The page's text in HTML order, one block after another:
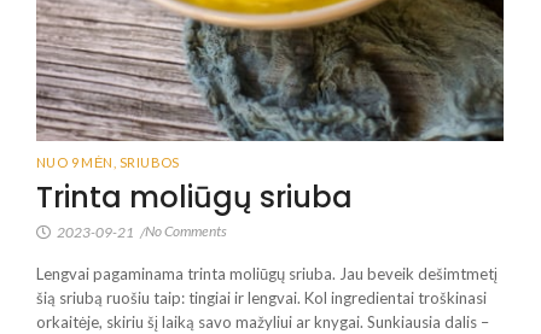
NUO 9 MĖN SRIUBOS
Trinta moliūgų sriuba
2023-09-21 /No Comments
Lengvai pagaminama trinta moliūgų sriuba. Jau beveik dešimtmetį
šią sriubą ruošiu taip: tingiai ir lengvai. Kol ingredientai troškinasi
orkaitėje, skiriu šį laiką savo mažyliui ar knygai. Sunkiausia dalis –